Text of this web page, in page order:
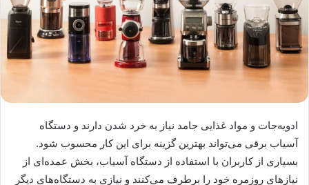
ادویه‌جات و مواد غذایی جامد نیاز به خرد شدن دارند و دستگاه
آسیاب برقی می‌تواند بهترین گزینه برای این کار محسوب شود.
بسیاری از کاربران با استفاده از دستگاه آسیاب، بخش عمده‌ای از
نیازهای روزمره خود را برطرف می‌کنند و نیازی به دستگاه‌های دیگر